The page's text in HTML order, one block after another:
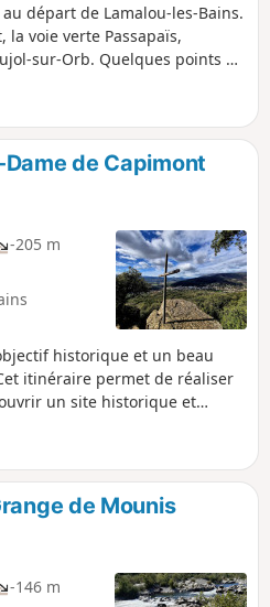
départ de Lamalou-les-Bains.
voie verte Passapaïs,
sur-Orb. Quelques points de
et vous traversez, en
la magnifique forêt de pins de
de Capimont
-205 m
historique et un beau
itinéraire permet de réaliser
un site historique et
de Mounis
-146 m